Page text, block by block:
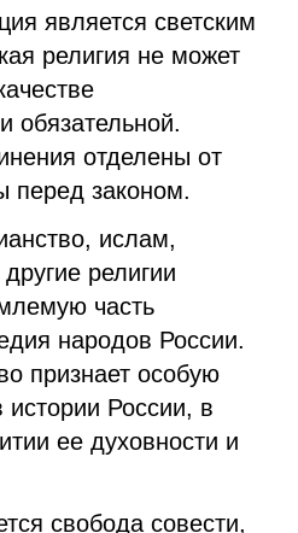
является светским
религия не может
обязательной.
отделены от
перед законом.
ислам,
религии
часть
народов России.
признает особую
России, в
ее духовности и
свобода совести,